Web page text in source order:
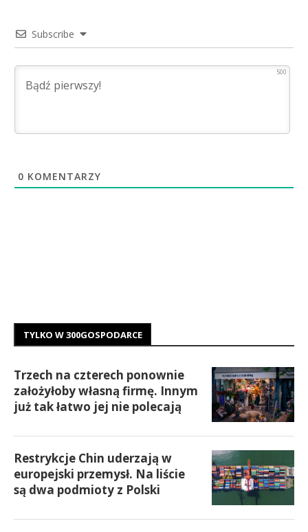
Subscribe
500
0 KOMENTARZY
TYLKO W 300GOSPODARCE
Trzech na czterech ponownie
założyłoby własną firmę. Innym
już tak łatwo jej nie polecają
Restrykcje Chin uderzają w
europejski przemysł. Na liście
są dwa podmioty z Polski